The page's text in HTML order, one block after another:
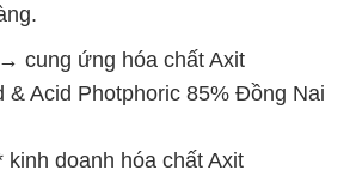
cung ứng hóa chất Axit
& Acid Photphoric 85% Đồng Nai
kinh doanh hóa chất Axit